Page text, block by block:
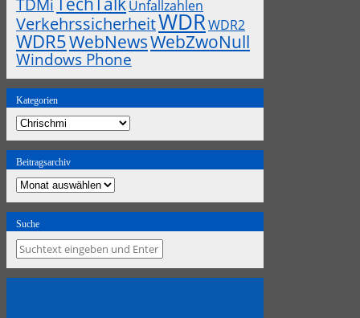
TDMi Unfallzahlen
VerkehrssicherheitWDRWDR2
WDR5WebNewsWebZwoNull
Windows Phone
Kategorien
Kategorien
Beitragsarchiv
Beitragsarchiv
Suche